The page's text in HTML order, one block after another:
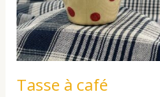
Tasse à café